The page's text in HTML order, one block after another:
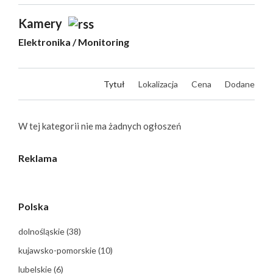
Kamery
Elektronika /Monitoring
Tytuł Lokalizacja Cena Dodane
W tej kategorii nie ma żadnych ogłoszeń
Reklama
Polska
dolnośląskie(38)
kujawsko-pomorskie(10)
lubelskie(6)